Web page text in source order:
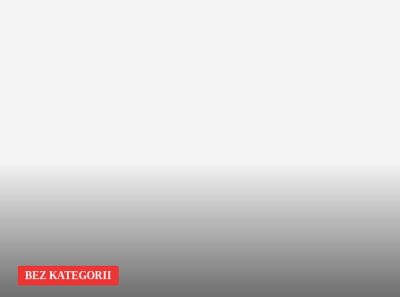
BEZ KATEGORII